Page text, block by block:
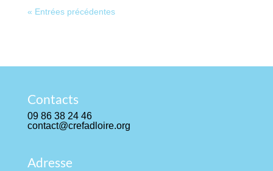
« Entrées précédentes
Contacts
09 86 38 24 46
contact@crefadloire.org
Adresse